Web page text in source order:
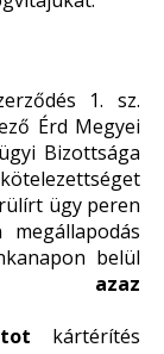
1. sz.
Érd Megyei
Bizottsága
ügy peren
belül
Ft, azaz
kártérítés